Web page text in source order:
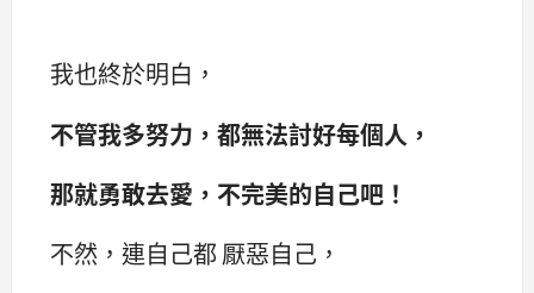
我也終於明白，
不管我多努力，都無法討好每個人，
那就勇敢去愛，不完美的自己吧！
不然，連自己都 厭惡自己，